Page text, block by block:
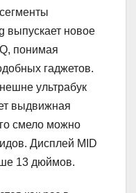
выпускает новое
понимая
гаджетов.
ультрабук
выдвижная
смело можно
Дисплей MID
13 дюймов.